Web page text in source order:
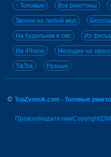
↑ Топовые Все рингтоны
Звонок на любой вкус
На будильник и смс Из
На iPhone Мелодии на
TikTok Разные
© TopZvonok.com - Топовые
Правообладателям/